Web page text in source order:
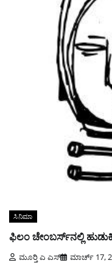
ಸಿನಿಮಾ
ಫಿಲಂ ಚೇಂಬರ್ಸ್‌ನಲ್ಲಿ
ಮೂರ್‍ತಿ ಎ ಎಸ್ ಮಾರ್ಚ್ 17,